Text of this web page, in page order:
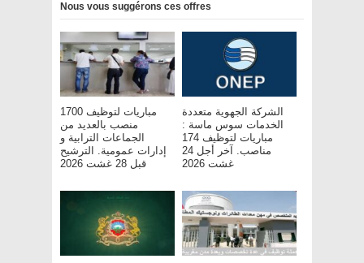
Nous vous suggérons ces offres
مباريات لتوظيف 1700
منصب بالعديد من
الجماعات الترابية و
إدارات عمومية. الترشيح
قبل 28 غشت 2026
الشركة الجهوية متعددة
الخدمات سوس ماسة :
مباريات لتوظيف 174
مناصب. آخر أجل 24
غشت 2026